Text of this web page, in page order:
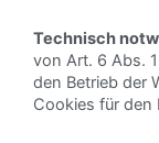
Technisch
von Art. 6 Abs.
den Betrieb der
Cookies für den